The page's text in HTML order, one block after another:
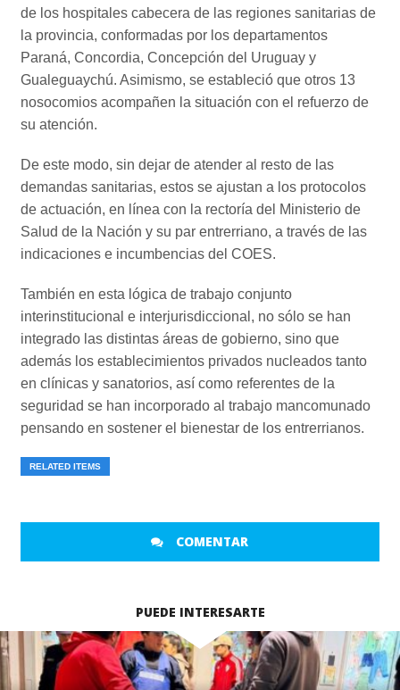
de los hospitales cabecera de las regiones sanitarias de
la provincia, conformadas por los departamentos
Paraná, Concordia, Concepción del Uruguay y
Gualeguaychú. Asimismo, se estableció que otros 13
nosocomios acompañen la situación con el refuerzo de
su atención.
De este modo, sin dejar de atender al resto de las
demandas sanitarias, estos se ajustan a los protocolos
de actuación, en línea con la rectoría del Ministerio de
Salud de la Nación y su par entrerriano, a través de las
indicaciones e incumbencias del COES.
También en esta lógica de trabajo conjunto
interinstitucional e interjurisdiccional, no sólo se han
integrado las distintas áreas de gobierno, sino que
además los establecimientos privados nucleados tanto
en clínicas y sanatorios, así como referentes de la
seguridad se han incorporado al trabajo mancomunado
pensando en sostener el bienestar de los entrerrianos.
RELATED ITEMS
COMENTAR
PUEDE INTERESARTE